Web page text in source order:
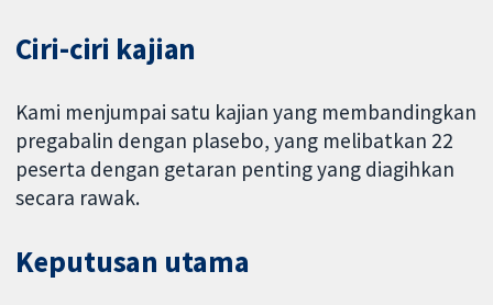
Ciri-ciri kajian
Kami menjumpai satu kajian yang membandingkan
pregabalin dengan plasebo, yang melibatkan 22
peserta dengan getaran penting yang diagihkan
secara rawak.
Keputusan utama